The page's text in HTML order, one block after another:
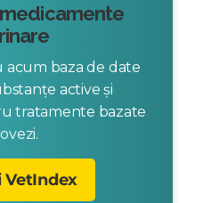
acum baza de date
active și
tratamente bazate
VetIndex